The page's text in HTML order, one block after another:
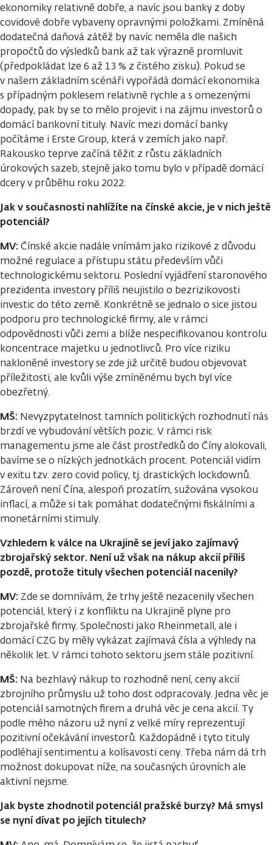
ekonomiky relativně dobře, a navíc jsou banky z doby
covidové dobře vybaveny opravnými položkami. Zmíněná
dodatečná daňová zátěž by navíc neměla dle našich
propočtů do výsledků bank až tak výrazně promluvit
(předpokládat lze 6 až 13 % z čistého zisku). Pokud se
v našem základním scénáři vypořádá domácí ekonomika
s případným poklesem relativně rychle a s omezenými
dopady, pak by se to mělo projevit i na zájmu investorů o
domácí bankovní tituly. Navíc mezi domácí banky
počítáme i Erste Group, která v zemích jako např.
Rakousko teprve začíná těžit z růstu základních
úrokových sazeb, stejně jako tomu bylo v případě domácí
dcery v průběhu roku 2022.
Jak v současnosti nahlížíte na čínské akcie, je v nich ještě
potenciál?
MV:Čínské akcie nadále vnímám jako rizikové z důvodu
možné regulace a přístupu státu především vůči
technologickému sektoru. Poslední vyjádření staronového
prezidenta investory příliš neujistilo o bezrizikovosti
investic do této země. Konkrétně se jednalo o sice jistou
podporu pro technologické firmy, ale v rámci
odpovědnosti vůči zemi a blíže nespecifikovanou kontrolu
koncentrace majetku u jednotlivců. Pro více riziku
nakloněné investory se zde již určitě budou objevovat
příležitosti, ale kvůli výše zmíněnému bych byl více
obezřetný.
MŠ: Nevyzpytatelnost tamních politických rozhodnutí nás
brzdí ve vybudování větších pozic. V rámci risk
managementu jsme ale část prostředků do Číny alokovali,
bavíme se o nízkých jednotkách procent. Potenciál vidím
v exitu tzv. zero covid policy, tj. drastických lockdownů.
Zároveň není Čína, alespoň prozatím, sužována vysokou
inflací, a může si tak pomáhat dodatečnými fiskálními a
monetárními stimuly.
Vzhledem k válce na Ukrajině se jeví jako zajímavý
zbrojařský sektor. Není už však na nákup akcií příliš
pozdě, protože tituly všechen potenciál nacenily?
MV: Zde se domnívám, že trhy ještě nezacenily všechen
potenciál, který i z konfliktu na Ukrajině plyne pro
zbrojařské firmy. Společnosti jako Rheinmetall, ale i
domácí CZG by měly vykázat zajímavá čísla a výhledy na
několik let. V rámci tohoto sektoru jsem stále pozitivní.
MŠ: Na bezhlavý nákup to rozhodně není, ceny akcií
zbrojního průmyslu už toho dost odpracovaly. Jedna věc je
potenciál samotných firem a druhá věc je cena akcií. Ty
podle mého názoru už nyní z velké míry reprezentují
pozitivní očekávání investorů. Každopádně i tyto tituly
podléhají sentimentu a kolísavosti ceny. Třeba nám dá trh
možnost dokupovat níže, na současných úrovních ale
aktivní nejsme.
Jak byste zhodnotil potenciál pražské burzy? Má smysl
se nyní dívat po jejích titulech?